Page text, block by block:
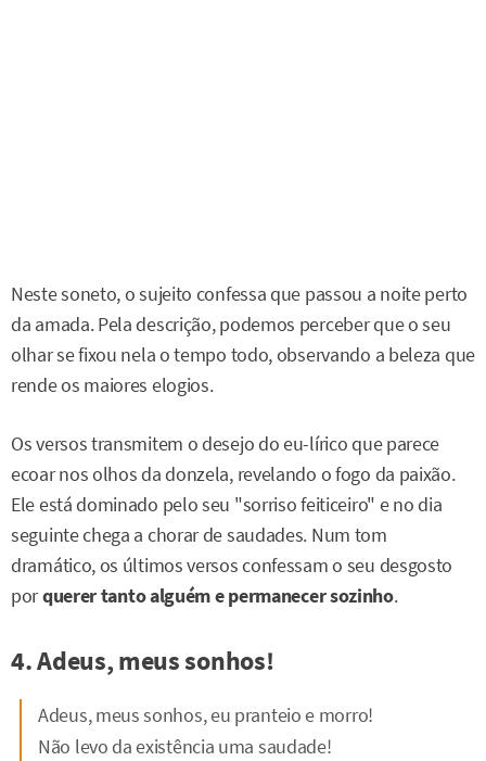
Neste soneto, o sujeito confessa que passou a noite perto
da amada. Pela descrição, podemos perceber que o seu
olhar se fixou nela o tempo todo, observando a beleza que
rende os maiores elogios.
Os versos transmitem o desejo do eu-lírico que parece
ecoar nos olhos da donzela, revelando o fogo da paixão.
Ele está dominado pelo seu "sorriso feiticeiro" e no dia
seguinte chega a chorar de saudades. Num tom
dramático, os últimos versos confessam o seu desgosto
porquerer tanto alguém e permanecer sozinho.
4. Adeus, meus sonhos!
Adeus, meus sonhos, eu pranteio e morro!
Não levo da existência uma saudade!